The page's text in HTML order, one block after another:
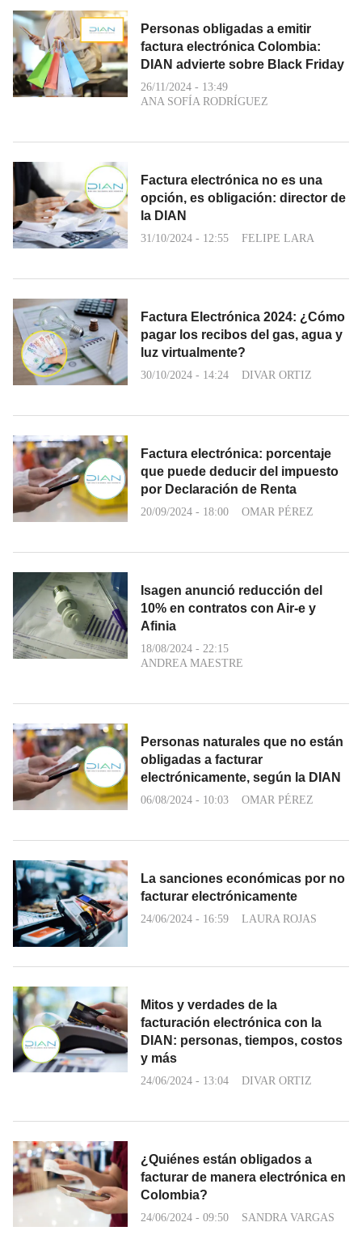
Personas obligadas a emitir
factura electrónica Colombia:
DIAN advierte sobre Black Friday
26/11/2024 - 13:49
ANA SOFÍA RODRÍGUEZ
Factura electrónica no es una
opción, es obligación: director de
la DIAN
31/10/2024 - 12:55 FELIPE LARA
Factura Electrónica 2024: ¿Cómo
pagar los recibos del gas, agua y
luz virtualmente?
30/10/2024 - 14:24 DIVAR ORTIZ
Factura electrónica: porcentaje
que puede deducir del impuesto
por Declaración de Renta
20/09/2024 - 18:00 OMAR PÉREZ
Isagen anunció reducción del
10% en contratos con Air-e y
Afinia
18/08/2024 - 22:15
ANDREA MAESTRE
Personas naturales que no están
obligadas a facturar
electrónicamente, según la DIAN
06/08/2024 - 10:03 OMAR PÉREZ
La sanciones económicas por no
facturar electrónicamente
24/06/2024 - 16:59 LAURA ROJAS
Mitos y verdades de la
facturación electrónica con la
DIAN: personas, tiempos, costos
y más
24/06/2024 - 13:04 DIVAR ORTIZ
¿Quiénes están obligados a
facturar de manera electrónica en
Colombia?
24/06/2024 - 09:50 SANDRA VARGAS